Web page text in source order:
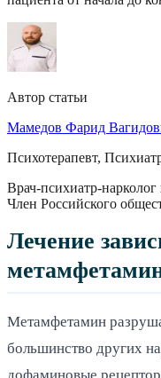
Автор статьи
Мамедов Фарид
Психотерапевт,
Врач-психиатр-
Член Российского
Лечение
Метамфетамин
большинство других
дофаминовые